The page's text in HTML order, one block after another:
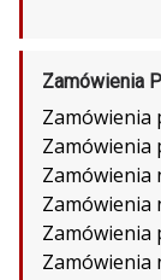
Zamówienia
Zamówienia
Zamówienia
Zamówienia
Zamówienia
Zamówienia
Zamówienia